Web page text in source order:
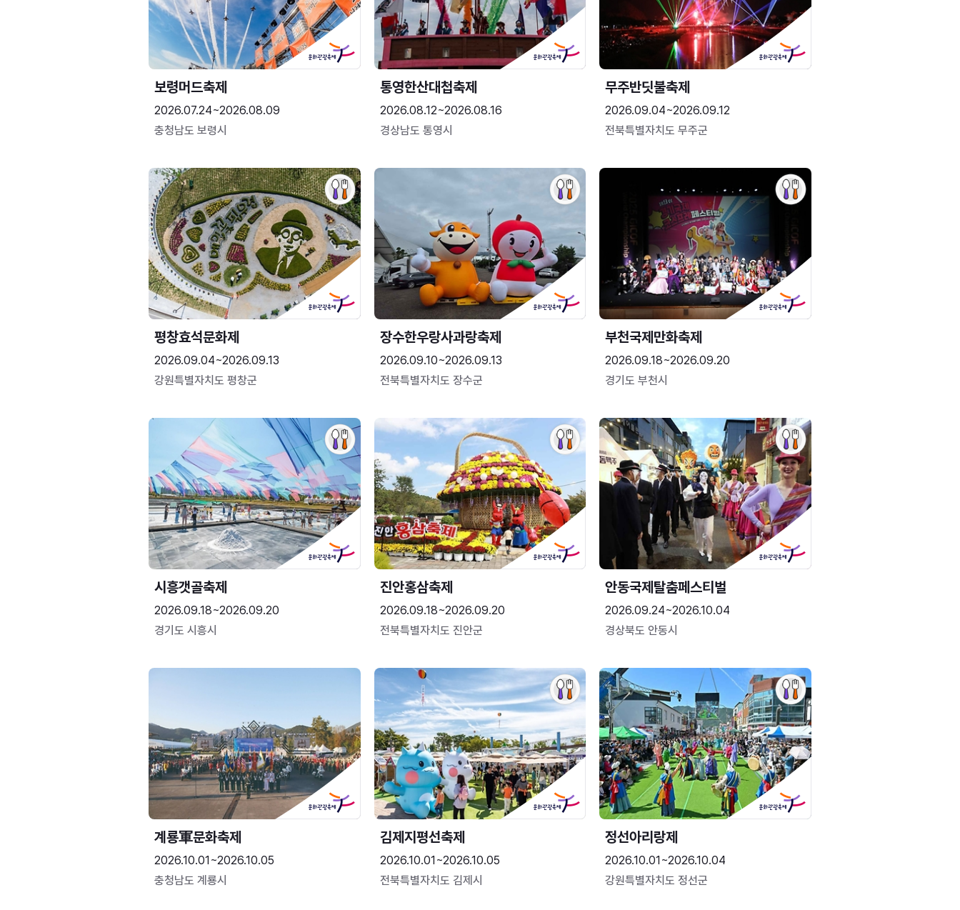
보령머드축제
2026.07.24~2026.08.09
충청남도 보령시
통영한산대첩축제
2026.08.12~2026.08.16
경상남도 통영시
무주반딧불축제
2026.09.04~2026.09.12
전북특별자치도 무주군
평창효석문화제
2026.09.04~2026.09.13
강원특별자치도 평창군
장수한우랑사과랑축제
2026.09.10~2026.09.13
전북특별자치도 장수군
부천국제만화축제
2026.09.18~2026.09.20
경기도 부천시
시흥갯골축제
2026.09.18~2026.09.20
경기도 시흥시
진안홍삼축제
2026.09.18~2026.09.20
전북특별자치도 진안군
안동국제탈춤페스티벌
2026.09.24~2026.10.04
경상북도 안동시
2026.10.01~2026.10.05
충청남도 계룡시
김제지평선축제
2026.10.01~2026.10.05
전북특별자치도 김제시
정선아리랑제
2026.10.01~2026.10.04
강원특별자치도 정선군